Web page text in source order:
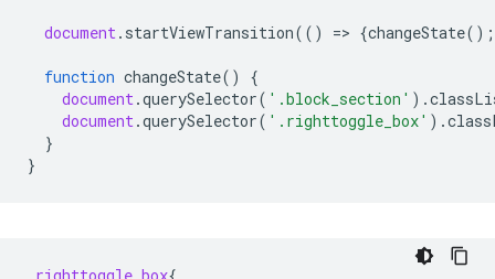
document . startViewTransition(() => {changeState
function changeState()
{
document .querySelector( '.block_section' ).
document .querySelector( '.righttoggle_box' ).
}
}